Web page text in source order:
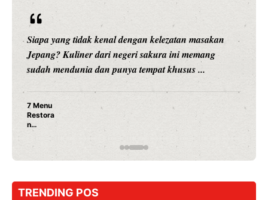
Siapa yang tidak kenal dengan kelezatan masakan
Jepang? Kuliner dari negeri sakura ini memang
sudah mendunia dan punya tempat khusus ...
7 Menu
Restora
n
Jepang
yang
Dicoba,
Cuma
Sushi!
TRENDING POS